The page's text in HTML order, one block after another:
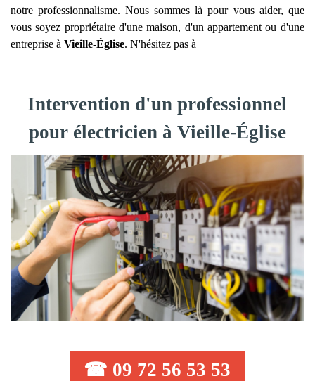
notre professionnalisme. Nous sommes là pour vous aider, que
vous soyez propriétaire d'une maison, d'un appartement ou d'une
entreprise à Vieille-Église. N'hésitez pas à
Intervention d'un professionnel
pour électricien à Vieille-Église
☎ 09 72 56 53 53